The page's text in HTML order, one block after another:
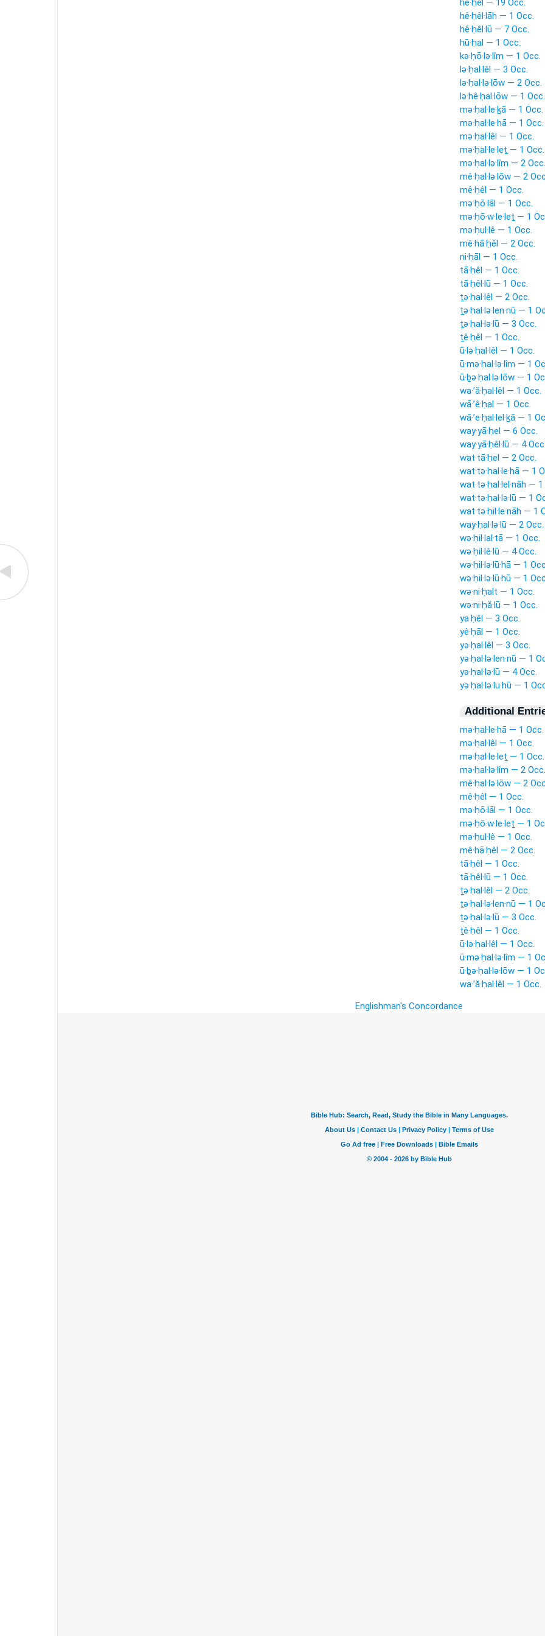
hê·ḥêl — 19 Occ.
hê·ḥêl·lāh — 1 Occ.
hê·ḥêl·lū — 7 Occ.
hū·ḥal — 1 Occ.
kə·ḥō·lə·lîm — 1 Occ.
lə·ḥal·lêl — 3 Occ.
lə·ḥal·lə·lōw — 2 Occ.
lə·hê·ḥal·lōw — 1 Occ.
mə·ḥal·le·ḵā — 1 Occ.
mə·ḥal·le·hā — 1 Occ.
mə·ḥal·lêl — 1 Occ.
mə·ḥal·le·leṯ — 1 Occ.
mə·ḥal·lə·lîm — 2 Occ.
mê·ḥal·lə·lōw — 2
mê·ḥêl — 1 Occ.
mə·ḥō·lāl — 1 Occ.
mə·ḥō·w·le·leṯ — 1
mə·ḥul·lê — 1 Occ.
mê·hā·ḥêl — 2 Occ.
ni·ḥāl — 1 Occ.
tā·ḥêl — 1 Occ.
tā·ḥêl·lū — 1 Occ.
ṯə·ḥal·lêl — 2 Occ.
ṯə·ḥal·lə·len·nū — 1
ṯə·ḥal·lə·lū — 3 Occ.
ṯê·ḥêl — 1 Occ.
ū·lə·ḥal·lêl — 1 Occ.
ū·mə·ḥal·lə·lîm — 1
ū·ḇə·ḥal·lə·lōw — 1
wa·’ă·ḥal·lêl — 1 Occ.
wā·’ê·ḥal — 1 Occ.
wā·’e·ḥal·lel·ḵā — 1
way·yā·ḥel — 6 Occ.
way·yā·ḥêl·lū — 4 Occ.
wat·tā·ḥel — 2 Occ.
wat·tə·ḥal·le·hā — 1
wat·tə·ḥal·lel·nāh —
wat·tə·ḥal·lə·lū — 1
wat·tə·ḥil·le·nāh — 1
way·ḥal·lə·lū — 2 Occ.
wə·ḥil·lal·tā — 1 Occ.
wə·ḥil·lê·lū — 4 Occ.
wə·ḥil·lə·lū·hā — 1
wə·ḥil·lə·lū·hū — 1
wə·ni·ḥalt — 1 Occ.
wə·ni·ḥă·lū — 1 Occ.
ya·ḥêl — 3 Occ.
yê·ḥāl — 1 Occ.
yə·ḥal·lêl — 3 Occ.
yə·ḥal·lə·len·nū — 1
yə·ḥal·lə·lū — 4 Occ.
yə·ḥal·lə·lu·hū — 1
Additional
mə·ḥal·le·hā — 1 Occ.
mə·ḥal·lêl — 1 Occ.
mə·ḥal·le·leṯ — 1 Occ.
mə·ḥal·lə·lîm — 2 Occ.
mê·ḥal·lə·lōw — 2
mê·ḥêl — 1 Occ.
mə·ḥō·lāl — 1 Occ.
mə·ḥō·w·le·leṯ — 1
mə·ḥul·lê — 1 Occ.
mê·hā·ḥêl — 2 Occ.
tā·ḥêl — 1 Occ.
tā·ḥêl·lū — 1 Occ.
ṯə·ḥal·lêl — 2 Occ.
ṯə·ḥal·lə·len·nū — 1
ṯə·ḥal·lə·lū — 3 Occ.
ṯê·ḥêl — 1 Occ.
ū·lə·ḥal·lêl — 1 Occ.
ū·mə·ḥal·lə·lîm — 1
ū·ḇə·ḥal·lə·lōw — 1
wa·’ă·ḥal·lêl — 1 Occ.
Englishman's Concordance